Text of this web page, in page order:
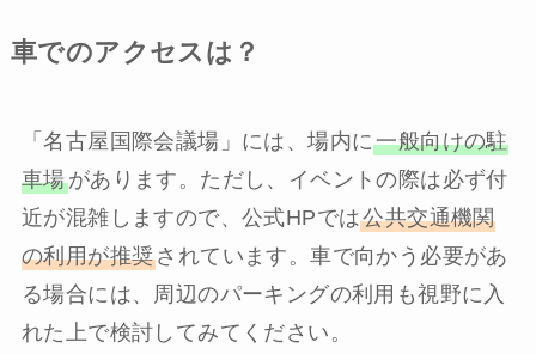
車でのアクセスは？
「名古屋国際会議場」には、場内に一般向けの駐
車場があります。ただし、イベントの際は必ず付
近が混雑しますので、公式HPでは公共交通機関
の利用が推奨されています。車で向かう必要があ
る場合には、周辺のパーキングの利用も視野に入
れた上で検討してみてください。